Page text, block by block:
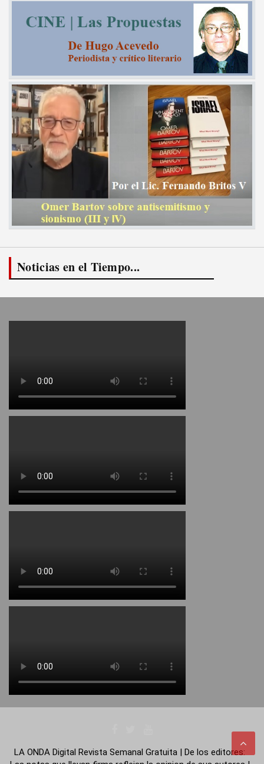
Noticias en el Tiempo...
LA ONDA Digital Revista Semanal Gratuita | De los editores: